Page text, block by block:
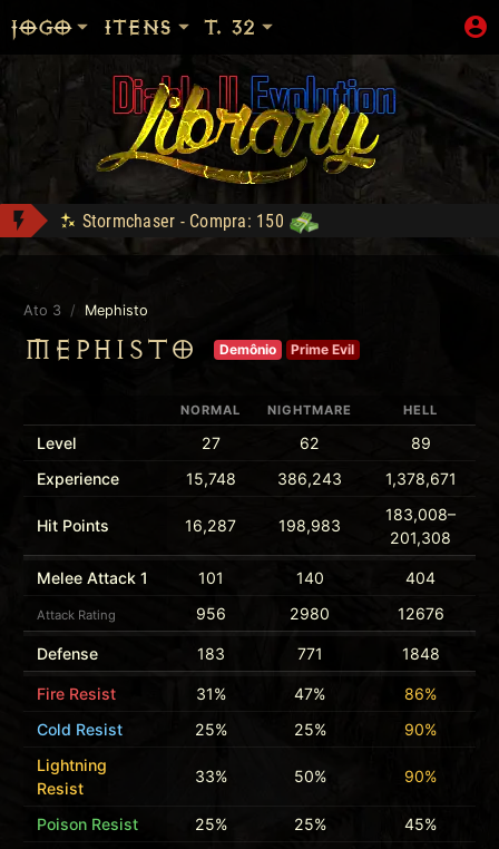
Stormchaser - Compra: 150
WAR-Light morreu no Hardcore level 89, f
Shop: "Hire do Ato 5."
lanet conquistou Vice Baal Speed!
SHOP liberada!Com desconto e cashback
JOGO ITENS T. 32
Ato 3 / Mephisto
MEPHISTO Demônio Prime Evil
NORMAL NIGHTMARE HELL
Level 27 62
89
Experience
15,748 386,243 1,378,671
Hit Points 16,287 198,983
183,008–
201,308
Melee Attack 1 101 140 404
Attack Rating 956 2980 12676
Defense 183 771 1848
Fire Resist 31% 47%
86%
Cold Resist
25% 25%
90%
Lightning
Resist
33% 50% 90%
Poison Resist 25% 25%
45%